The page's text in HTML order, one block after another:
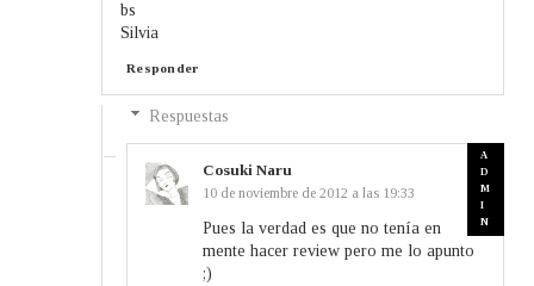
bs
Silvia
Responder
Respuestas
Cosuki Naru
10 de noviembre de 2012 a las 19:33
Pues la verdad es que no tenía en
mente hacer review pero me lo apunto
;)